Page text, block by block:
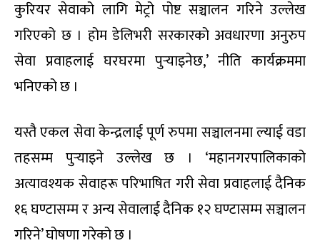
कुरियर सेवाको लागि मेट्रो पोष्ट सञ्चालन गरिने उल्लेख
गरिएको छ । होम डेलिभरी सरकारको अवधारणा अनुरुप
सेवा प्रवाहलाई घरघरमा पुर्‍याइनेछ,’ नीति कार्यक्रममा
भनिएको छ ।
यस्तै एकल सेवा केन्द्रलाई पूर्ण रुपमा सञ्चालनमा ल्याई वडा
तहसम्म पुर्‍याइने उल्लेख छ । ‘महानगरपालिकाको
अत्यावश्यक सेवाहरू परिभाषित गरी सेवा प्रवाहलाई दैनिक
१६ घण्टासम्म र अन्य सेवालाई दैनिक १२ घण्टासम्म सञ्चालन
गरिने’ घोषणा गरेको छ ।